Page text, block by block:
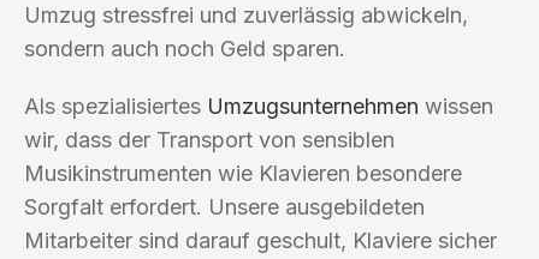
Umzug stressfrei und zuverlässig abwickeln,
sondern auch noch Geld sparen.
Als spezialisiertes Umzugsunternehmen wissen
wir, dass der Transport von sensiblen
Musikinstrumenten wie Klavieren besondere
Sorgfalt erfordert. Unsere ausgebildeten
Mitarbeiter sind darauf geschult, Klaviere sicher